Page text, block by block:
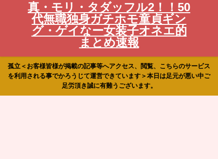
真・モリ・タダッフル2！！50
代無職独身ガチホモ童貞ギン
グ・ゲイなー女装子オネエ的
まとめ速報
孤立＜お客様皆様が掲載の記事等へアクセス、閲覧、こちらのサービス
を利用される事でかろうじて運営できています＞本日は足元が悪い中ご
足労頂き誠に有難うございます。